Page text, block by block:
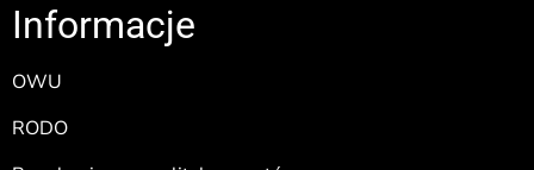
Informacje
OWU
RODO